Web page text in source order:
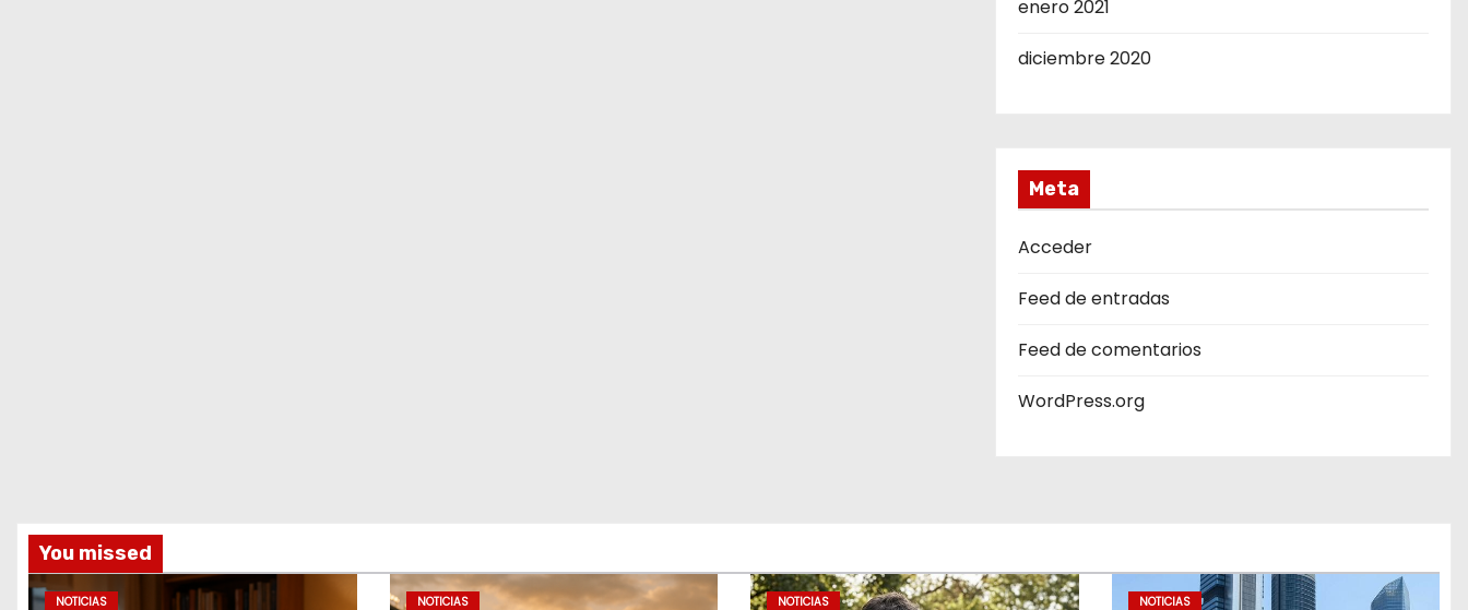
enero 2021
diciembre 2020
Meta
Acceder
Feed de entradas
Feed de comentarios
WordPress.org
You missed
NOTICIAS NOTICIAS NOTICIAS NOTICIAS